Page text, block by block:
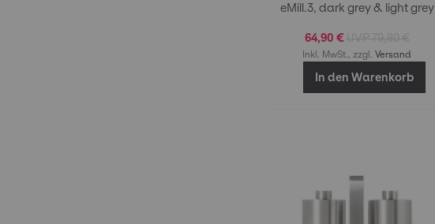
eMill.3, dark grey & light grey
64,90 €
Inkl. MwSt., zzgl.Versand
In den Warenkorb